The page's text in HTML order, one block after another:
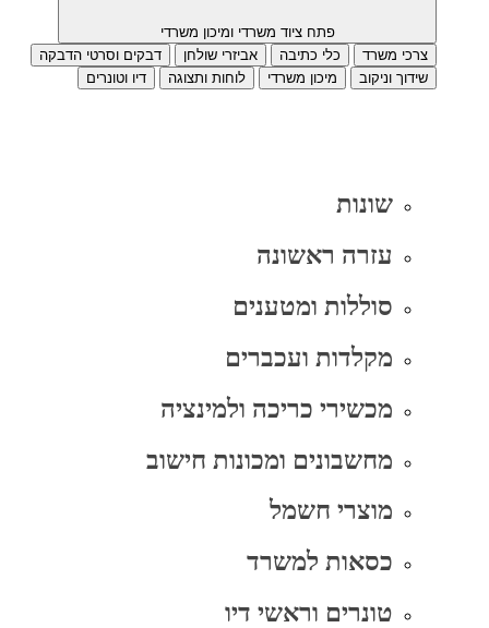
פתח ציוד משרדי ומיכון משרדי
צרכי משרד
כלי כתיבה אביזרי שולחן
דבקים וסרטי הדבקה
שידוך וניקוב
מיכון משרדי לוחות ותצוגה דיו וטונרים
שונות
עזרה ראשונה
סוללות ומטענים
מקלדות ועכברים
מכשירי כריכה ולמינציה
מחשבונים ומכונות חישוב
מוצרי חשמל
כסאות למשרד
טונרים וראשי דיו